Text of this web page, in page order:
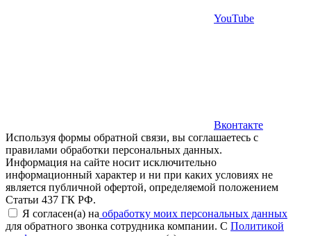
YouTube
Вконтакте
Используя формы обратной связи, вы соглашаетесь с
правилами обработки персональных данных.
Информация на сайте носит исключительно
информационный характер и ни при каких условиях не
является публичной офертой, определяемой положением
Статьи 437 ГК РФ.
Я согласен(а) на обработку моих персональных данных
для обратного звонка сотрудника компании. С Политикой